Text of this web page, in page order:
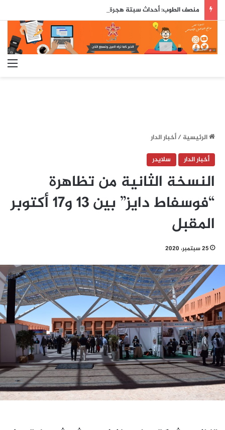
الرئيسية/أخبار الدار
أخبار الدار
سلايدر
النسخة الثانية من تظاهرة
“فوسفاط دايز” بين 13 و17 أكتوبر
المقبل
25 سبتمبر، 2020